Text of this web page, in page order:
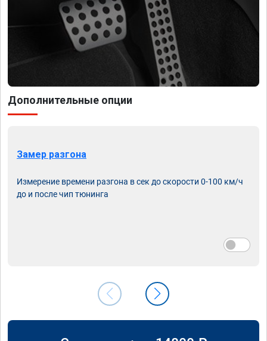
Дополнительные опции
Замер разгона
Измерение времени разгона в сек до скорости 0-100 км/ч
до и после чип тюнинга